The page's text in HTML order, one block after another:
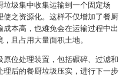
垃圾集中收集运输到一个固定场
使之资源化。这样不仅增加了餐厨
本高，也难免会在运输过程中出
且占用大量面积土地。
原位处理装置，包括碾碎、过滤和
理后的餐厨垃圾压实，进行下一步